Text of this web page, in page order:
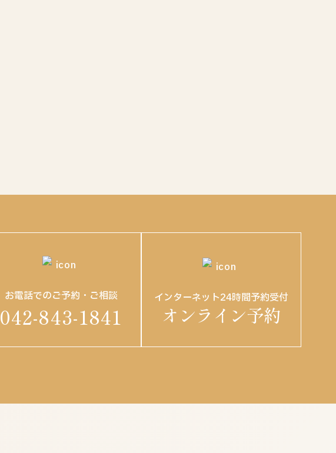
お電話でのご予約・ご相談
042-843-1841
インターネット24時間予約受付
オンライン予約